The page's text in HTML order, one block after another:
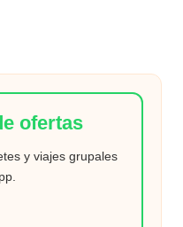
ofertas
y viajes grupales